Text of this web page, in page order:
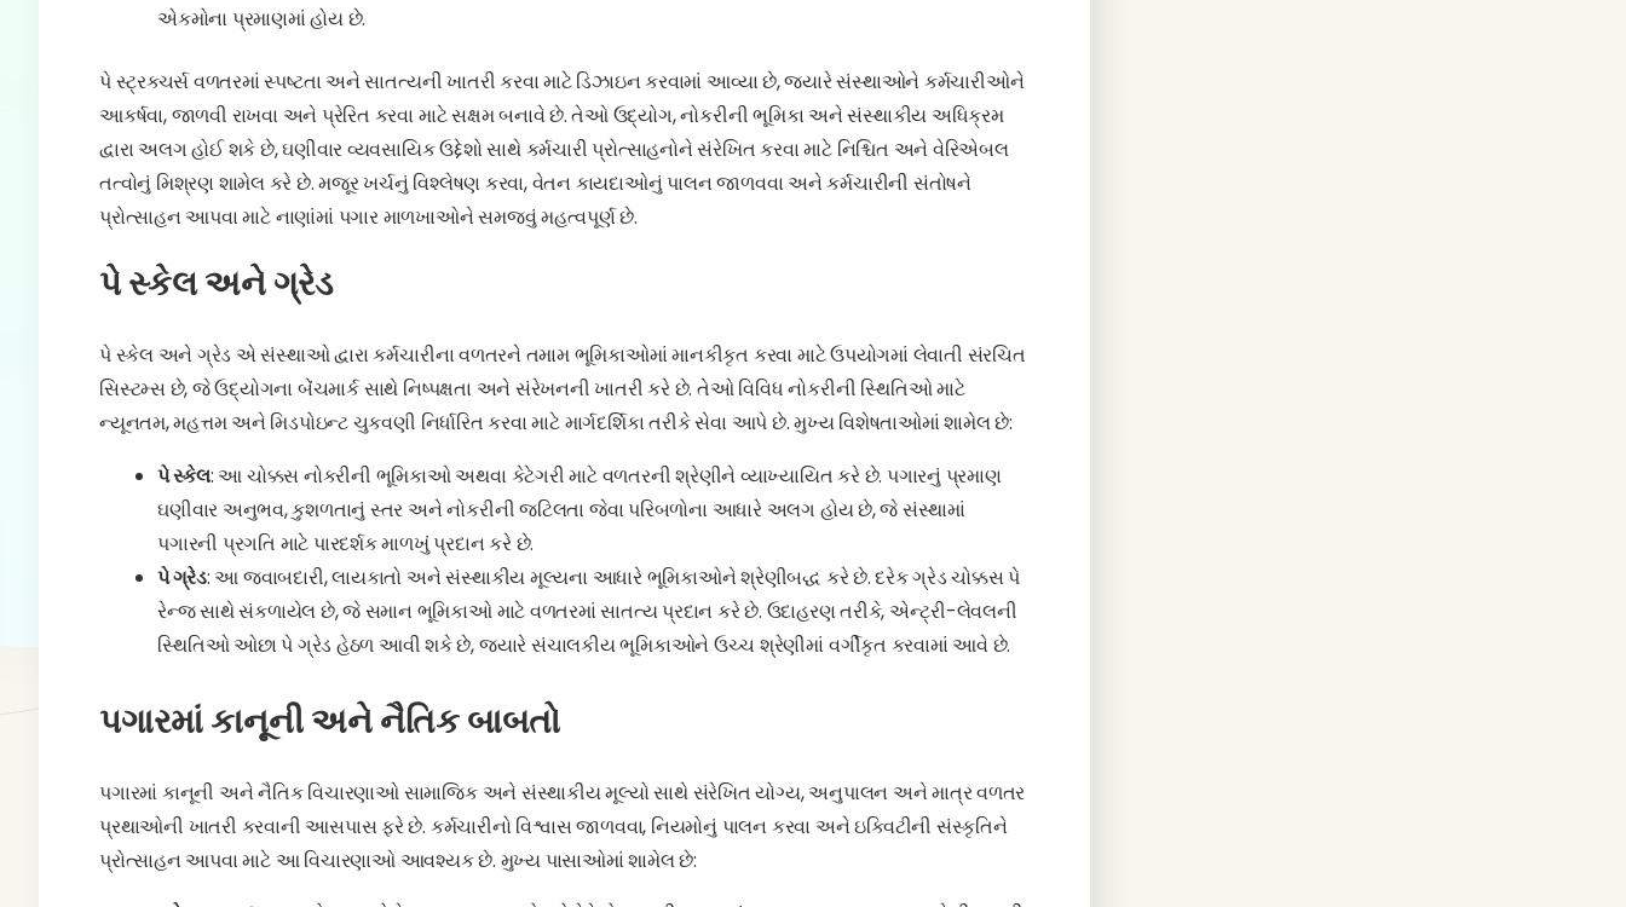
એકમોના પ્રમાણમાં હોય છે.
પે સ્ટ્રક્ચર્સ વળતરમાં સ્પષ્ટતા અને સાતત્યની ખાતરી કરવા માટે ડિઝાઇન કરવામાં આવ્યા છે, જ્યારે સંસ્થાઓને કર્મચારીઓને
આકર્ષવા, જાળવી રાખવા અને પ્રેરિત કરવા માટે સક્ષમ બનાવે છે. તેઓ ઉદ્યોગ, નોકરીની ભૂમિકા અને સંસ્થાકીય અધિક્રમ
દ્વારા અલગ હોઈ શકે છે, ઘણીવાર વ્યવસાયિક ઉદ્દેશો સાથે કર્મચારી પ્રોત્સાહનોને સંરેખિત કરવા માટે નિશ્ચિત અને વેરિએબલ
તત્વોનું મિશ્રણ શામેલ કરે છે. મજૂર ખર્ચનું વિશ્લેષણ કરવા, વેતન કાયદાઓનું પાલન જાળવવા અને કર્મચારીની સંતોષને
પ્રોત્સાહન આપવા માટે નાણાંમાં પગાર માળખાઓને સમજવું મહત્વપૂર્ણ છે.
પે સ્કેલ અને ગ્રેડ
પે સ્કેલ અને ગ્રેડ એ સંસ્થાઓ દ્વારા કર્મચારીના વળતરને તમામ ભૂમિકાઓમાં માનકીકૃત કરવા માટે ઉપયોગમાં લેવાતી સંરચિત
સિસ્ટમ્સ છે, જે ઉદ્યોગના બેંચમાર્ક સાથે નિષ્પક્ષતા અને સંરેખનની ખાતરી કરે છે. તેઓ વિવિધ નોકરીની સ્થિતિઓ માટે
ન્યૂનતમ, મહત્તમ અને મિડપોઇન્ટ ચુકવણી નિર્ધારિત કરવા માટે માર્ગદર્શિકા તરીકે સેવા આપે છે. મુખ્ય વિશેષતાઓમાં શામેલ છે:
પે સ્કેલ: આ ચોક્કસ નોકરીની ભૂમિકાઓ અથવા કેટેગરી માટે વળતરની શ્રેણીને વ્યાખ્યાયિત કરે છે. પગારનું પ્રમાણ
ઘણીવાર અનુભવ, કુશળતાનું સ્તર અને નોકરીની જટિલતા જેવા પરિબળોના આધારે અલગ હોય છે, જે સંસ્થામાં
પગારની પ્રગતિ માટે પારદર્શક માળખું પ્રદાન કરે છે.
પે ગ્રેડ: આ જવાબદારી, લાયકાતો અને સંસ્થાકીય મૂલ્યના આધારે ભૂમિકાઓને શ્રેણીબદ્ધ કરે છે. દરેક ગ્રેડ ચોક્કસ પે
રેન્જ સાથે સંકળાયેલ છે, જે સમાન ભૂમિકાઓ માટે વળતરમાં સાતત્ય પ્રદાન કરે છે. ઉદાહરણ તરીકે, એન્ટ્રી-લેવલની
સ્થિતિઓ ઓછા પે ગ્રેડ હેઠળ આવી શકે છે, જ્યારે સંચાલકીય ભૂમિકાઓને ઉચ્ચ શ્રેણીમાં વર્ગીકૃત કરવામાં આવે છે.
પગારમાં કાનૂની અને નૈતિક બાબતો
પગારમાં કાનૂની અને નૈતિક વિચારણાઓ સામાજિક અને સંસ્થાકીય મૂલ્યો સાથે સંરેખિત યોગ્ય, અનુપાલન અને માત્ર વળતર
પ્રથાઓની ખાતરી કરવાની આસપાસ ફરે છે. કર્મચારીનો વિશ્વાસ જાળવવા, નિયમોનું પાલન કરવા અને ઇક્વિટીની સંસ્કૃતિને
પ્રોત્સાહન આપવા માટે આ વિચારણાઓ આવશ્યક છે. મુખ્ય પાસાઓમાં શામેલ છે: